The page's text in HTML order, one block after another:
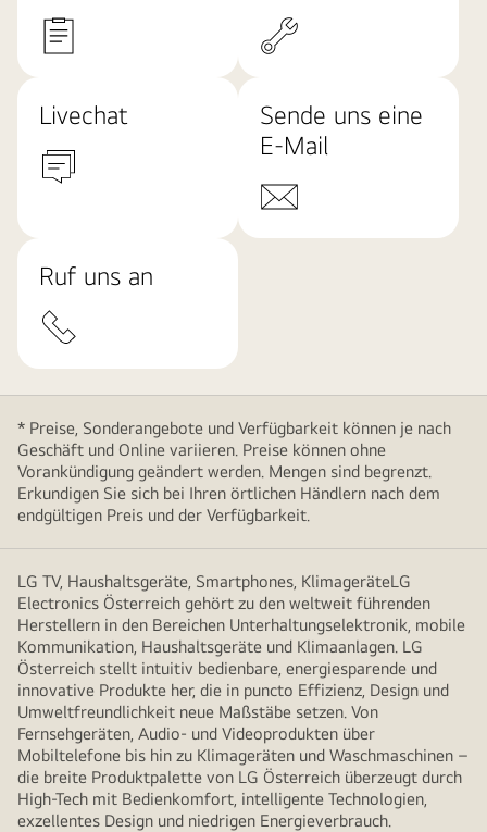
Livechat
Sende uns eine
E-Mail
Ruf uns an
* Preise, Sonderangebote und Verfügbarkeit können je nach
Geschäft und Online variieren. Preise können ohne
Vorankündigung geändert werden. Mengen sind begrenzt.
Erkundigen Sie sich bei Ihren örtlichen Händlern nach dem
endgültigen Preis und der Verfügbarkeit.
LG TV, Haushaltsgeräte, Smartphones, KlimageräteLG
Electronics Österreich gehört zu den weltweit führenden
Herstellern in den Bereichen Unterhaltungselektronik, mobile
Kommunikation, Haushaltsgeräte und Klimaanlagen. LG
Österreich stellt intuitiv bedienbare, energiesparende und
innovative Produkte her, die in puncto Effizienz, Design und
Umweltfreundlichkeit neue Maßstäbe setzen. Von
Fernsehgeräten, Audio- und Videoprodukten über
Mobiltelefone bis hin zu Klimageräten und Waschmaschinen –
die breite Produktpalette von LG Österreich überzeugt durch
High-Tech mit Bedienkomfort, intelligente Technologien,
exzellentes Design und niedrigen Energieverbrauch.